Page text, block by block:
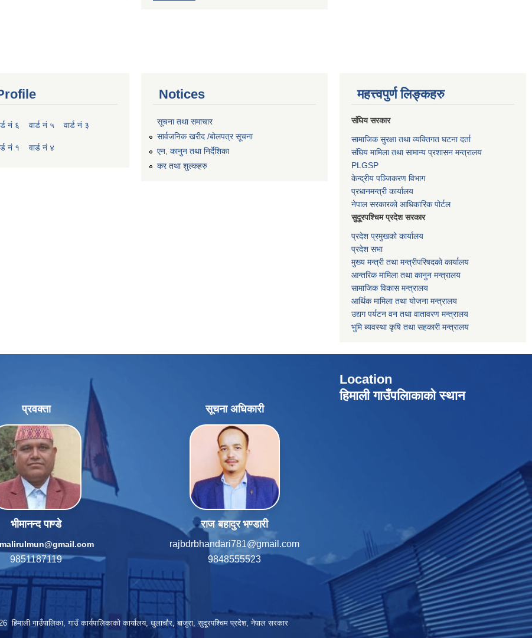
नं ६ वार्ड नं ५ वार्ड नं ३
नं १ वार्ड नं ४
Notices
सूचना तथा समाचार
सार्वजनिक खरीद /बोलपत्र सूचना
एन, कानुन तथा निर्देशिका
कर तथा शुल्कहरु
महत्त्वपुर्ण लिङ्कहरु
संघिय सरकार
सामाजिक सुरक्षा तथा व्यक्तिगत घटना दर्ता
संघिय मामिला तथा सामान्य प्रशासन मन्त्रालय
PLGSP
केन्द्रीय पञ्जिकरण विभाग
प्रधानमन्त्री कार्यालय
नेपाल सरकारको आधिकारिक पोर्टल
सुदूरपश्चिम प्रदेश सरकार
प्रदेश प्रमुखको कार्यालय
प्रदेश सभा
मुख्य मन्त्री तथा मन्त्रीपरिषदको कार्यालय
आन्तरिक मामिला तथा कानुन मन्त्रालय
सामाजिक विकास मन्त्रालय
आर्थिक मामिला तथा योजना मन्त्रालय
उद्यग पर्यटन वन तथा वातावरण मन्त्रालय
भुमि ब्यवस्था कृषि तथा सहकारी मन्त्रालय
प्रवक्ता
भीमानन्द पाण्डे
9851187119
सूचना अधिकारी
राज बहादुर भण्डारी
rajbdrbhandari781@gmail.com
9848555523
Location
हिमाली गाउँपलािकाको स्थान
हिमाली गाउँपालिका, गाउँ कार्यपालिकाकाे कार्यालय, धुलाचौर, बाजुरा, सुदूरपश्चिम प्रदेश, नेपाल सरकार